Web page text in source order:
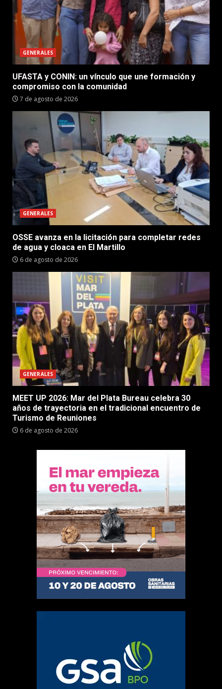
GENERALES
UFASTA y CONIN: un vínculo que une formación y
compromiso con la comunidad
7 de agosto de 2026
GENERALES
OSSE avanza en la licitación para completar redes
de agua y cloaca en El Martillo
6 de agosto de 2026
GENERALES
MEET UP 2026: Mar del Plata Bureau celebra 30
años de trayectoria en el tradicional encuentro de
Turismo de Reuniones
6 de agosto de 2026